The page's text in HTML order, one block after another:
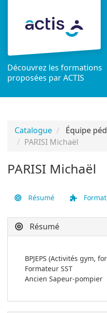
Découvrez les formations
proposées par ACTIS
Catalogue
Équipe
PARISI Michaël
PARISI Michaël
Résumé
Résumé
BPJEPS (Activités gym,
Formateur SST
Ancien Sapeur-pompier